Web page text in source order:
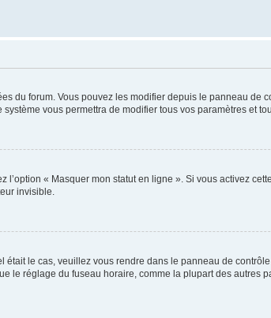
du forum. Vous pouvez les modifier depuis le panneau de
vous permettra de modifier tous vos paramètres et
« Masquer mon statut en ligne ». Si vous activez
invisible.
le cas, veuillez vous rendre dans le panneau de
réglage du fuseau horaire, comme la plupart des autres